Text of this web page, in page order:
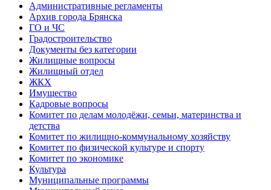
Административные регламенты
Архив города Брянска
ГО и ЧС
Градостроительство
Документы без категории
Жилищные вопросы
Жилищный отдел
ЖКХ
Имущество
Кадровые вопросы
Комитет по делам молодёжи, семьи, материнства и
детства
Комитет по жилищно-коммунальному хозяйству
Комитет по физической культуре и спорту
Комитет по экономике
Культура
Муниципальные программы